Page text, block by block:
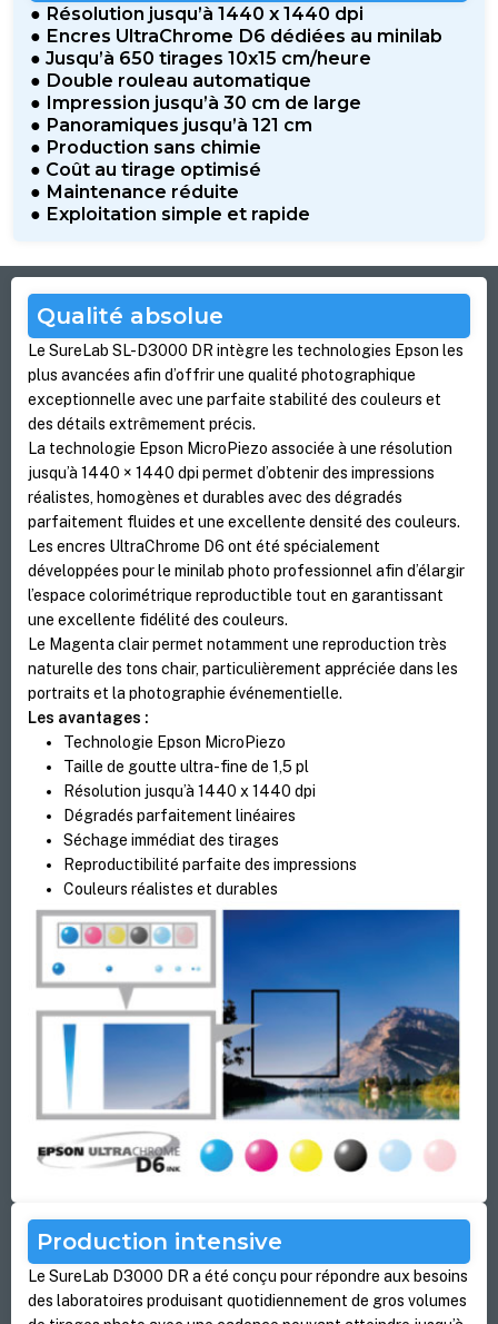
● Résolution jusqu’à 1440 x 1440 dpi
● Encres UltraChrome D6 dédiées au minilab
●Jusqu’à 650 tirages 10x15 cm/heure
● Double rouleau automatique
● Impression jusqu’à 30 cm de large
● Panoramiques jusqu’à 121 cm
● Production sans chimie
● Coût au tirage optimisé
● Maintenance réduite
● Exploitation simple et rapide
Qualité absolue
Le SureLab SL-D3000 DR intègre les technologies Epson les
plus avancées afin d’offrir une qualité photographique
exceptionnelle avec une parfaite stabilité des couleurs et
des détails extrêmement précis.
La technologie Epson MicroPiezo associée à une résolution
jusqu’à 1440 × 1440 dpi permet d’obtenir des impressions
réalistes, homogènes et durables avec des dégradés
parfaitement fluides et une excellente densité des couleurs.
Les encres UltraChrome D6 ont été spécialement
développées pour le minilab photo professionnel afin d’élargir
l’espace colorimétrique reproductible tout en garantissant
une excellente fidélité des couleurs.
Le Magenta clair permet notamment une reproduction très
naturelle des tons chair, particulièrement appréciée dans les
portraits et la photographie événementielle.
Les avantages :
Technologie Epson MicroPiezo
Taille de goutte ultra-fine de 1,5 pl
Résolution jusqu’à 1440 x 1440 dpi
Dégradés parfaitement linéaires
Séchage immédiat des tirages
Reproductibilité parfaite des impressions
Couleurs réalistes et durables
Production intensive
Le SureLab D3000 DR a été conçu pour répondre aux besoins
des laboratoires produisant quotidiennement de gros volumes